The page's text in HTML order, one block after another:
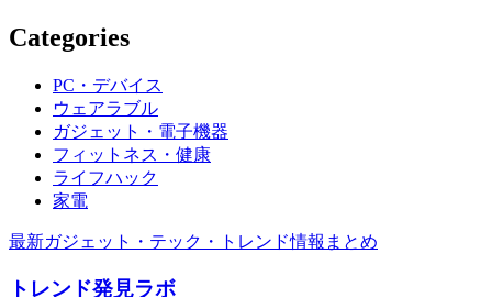
Categories
PC・デバイス
ウェアラブル
ガジェット・電子機器
フィットネス・健康
ライフハック
家電
最新ガジェット・テック・トレンド情報まとめ
トレンド発見ラボ